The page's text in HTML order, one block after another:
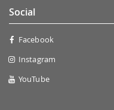
Social
Facebook
Instagram
YouTube